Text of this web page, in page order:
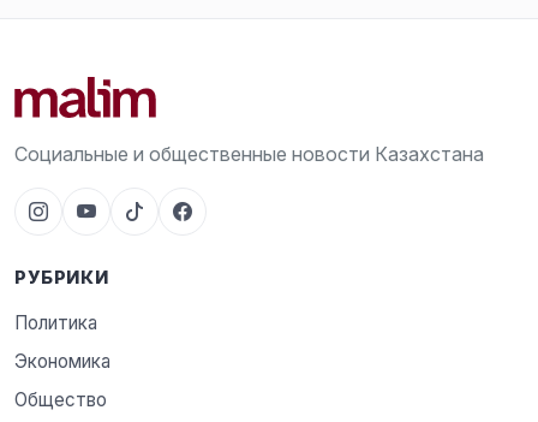
Социальные и общественные новости Казахстана
РУБРИКИ
Политика
Экономика
Общество